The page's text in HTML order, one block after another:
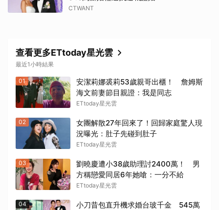
CTWANT
查看更多ETtoday星光雲
最近1小時結果
01
安潔莉娜裘莉53歲親哥出櫃！ 詹姆斯
海文前妻節目親證：我是同志
ETtoday星光雲
02
女團解散27年回來了！回歸家庭驚人現
況曝光：肚子先碰到肚子
ETtoday星光雲
03
劉曉慶遭小38歲助理討2400萬！ 男
方稱戀愛同居6年她嗆：一分不給
ETtoday星光雲
04
小刀昔包直升機求婚台玻千金 545萬